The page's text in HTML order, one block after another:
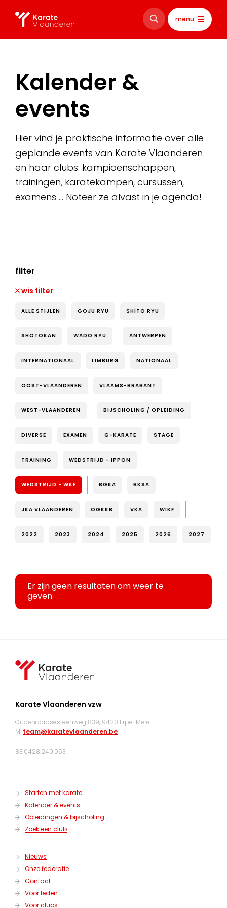
menu
Kalender &
events
Hier vind je praktische informatie over alle
geplande events van Karate Vlaanderen
en haar clubs: kampioenschappen,
trainingen, karatekampen, cursussen,
examens … Noteer ze alvast in je agenda!
filter
wis filter
ALLE STIJLEN GOJU RYU SHITO RYU
SHOTOKAN WADO RYU ANTWERPEN
INTERNATIONAAL LIMBURG NATIONAAL
OOST-VLAANDEREN VLAAMS-BRABANT
WEST-VLAANDEREN BIJSCHOLING / OPLEIDING
DIVERSE EXAMEN G-KARATE STAGE
TRAINING WEDSTRIJD - IPPON
WEDSTRIJD - WKF BGKA BKSA
JKA VLAANDEREN OGKKB VKA WIKF
2022 2023 2024 2025 2026 2027
Er zijn geen resultaten om weer te
geven.
Karate Vlaanderen vzw
Oudenaardsesteenweg 839, 9420 Erpe-Mere
M: team@karatevlaanderen.be
BE 0428.240.053
Starten met karate
Kalender & events
Opleidingen & bijscholing
Zoek een club
Nieuws
Onze federatie
Contact
Voor leden
Voor clubs